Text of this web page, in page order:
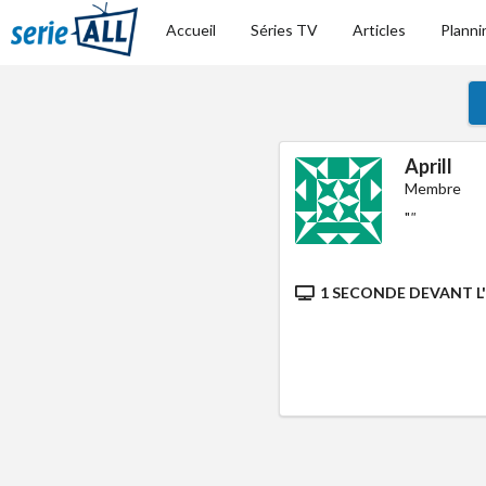
Accueil Séries TV Articles
Aprill
Membre
""
1 SECONDE DEVANT